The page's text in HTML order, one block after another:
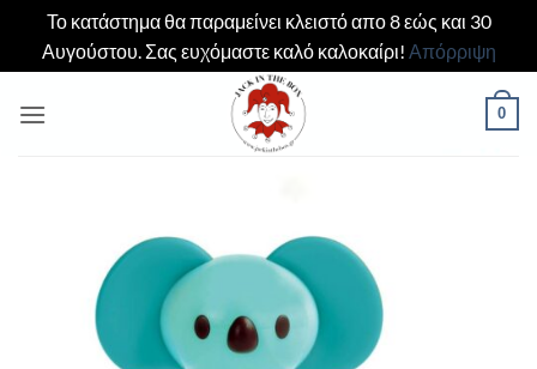
Το κατάστημα θα παραμείνει κλειστό απο 8 εώς και 30
Αυγούστου. Σας ευχόμαστε καλό καλοκαίρι! Απόρριψη
στο
0